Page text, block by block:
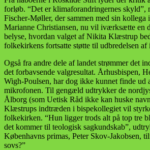
forløb. “Det er klimaforandringernes skyld”,
Fischer-Møller, der sammen med sin kollega
Marianne Christiansen, nu vil iværksætte en
belyse, hvordan valget af Nikita Klæstrup
folkekirkens fortsatte støtte til udbredelsen af
Også fra andre dele af landet strømmer det
det forbavsende valgresultat. Århusbispen,
Wigh-Poulsen, har dog ikke kunnet finde ud
mikrofonen. Til gengæld udtrykker de
Ålborg (som Uetisk Råd ikke kan huske
Klæstrups indtræden i bispekollegiet vil
folkekirken. “Hun ligger trods alt på top tre
det kommer til teologisk sagkundskab”,
Københavns primas, Peter Skov-Jakobsen,
sovs?”